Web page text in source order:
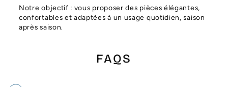
Notre objectif : vous proposer des pièces élégantes,
confortables et adaptées à un usage quotidien, saison
après saison.
FAQS